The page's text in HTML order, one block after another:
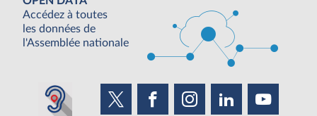
Accédez à toutes
les données de
l'Assemblée nationale